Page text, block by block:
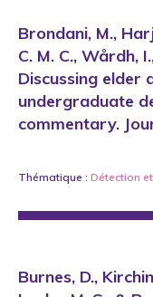
Brondani, M.,
C. M. C., Wårdh,
Discussing elder
undergraduate
commentary.
Thématique : Détection
Burnes, D.,